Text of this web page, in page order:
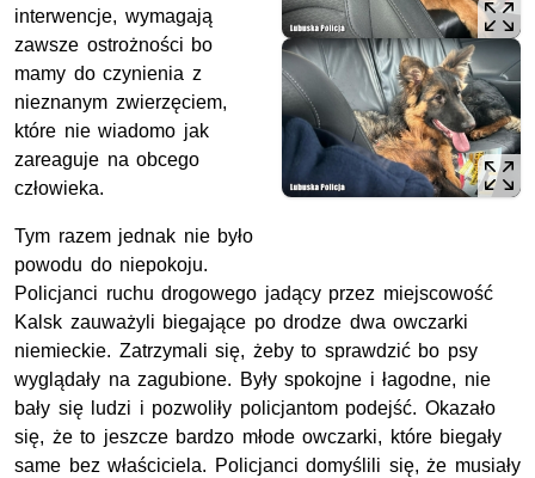
interwencje, wymagają
zawsze ostrożności bo
mamy do czynienia z
nieznanym zwierzęciem,
które nie wiadomo jak
zareaguje na obcego
człowieka.
Tym razem jednak nie było
powodu do niepokoju.
Policjanci ruchu drogowego jadący przez miejscowość
Kalsk zauważyli biegające po drodze dwa owczarki
niemieckie. Zatrzymali się, żeby to sprawdzić bo psy
wyglądały na zagubione. Były spokojne i łagodne, nie
bały się ludzi i pozwoliły policjantom podejść. Okazało
się, że to jeszcze bardzo młode owczarki, które biegały
same bez właściciela. Policjanci domyślili się, że musiały